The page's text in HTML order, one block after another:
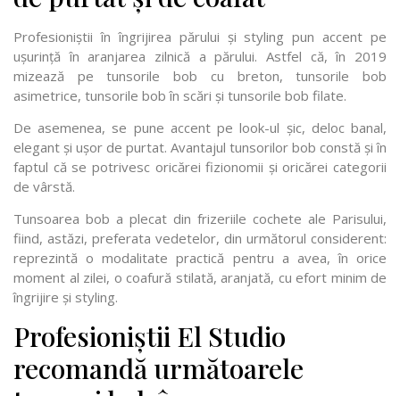
Profesioniștii în îngrijirea părului și styling pun accent pe
ușurință în aranjarea zilnică a părului. Astfel că, în 2019
mizează pe tunsorile bob cu breton, tunsorile bob
asimetrice, tunsorile bob în scări și tunsorile bob filate.
De asemenea, se pune accent pe look-ul șic, deloc banal,
elegant și ușor de purtat. Avantajul tunsorilor bob constă și în
faptul că se potrivesc oricărei fizionomii și oricărei categorii
de vârstă.
Tunsoarea bob a plecat din frizeriile cochete ale Parisului,
fiind, astăzi, preferata vedetelor, din următorul considerent:
reprezintă o modalitate practică pentru a avea, în orice
moment al zilei, o coafură stilată, aranjată, cu efort minim de
îngrijire și styling.
Profesioniștii El Studio
recomandă următoarele